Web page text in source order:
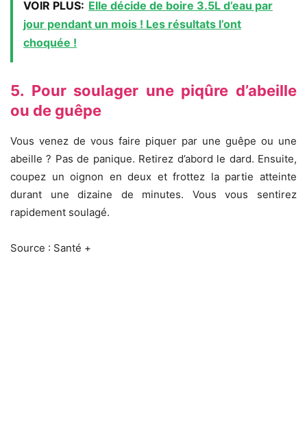
VOIR PLUS: Elle décide de boire 3.5L d’eau par
jour pendant un mois ! Les résultats l’ont
choquée !
5. Pour soulager une piqûre d’abeille
ou de guêpe
Vous venez de vous faire piquer par une guêpe ou une
abeille ? Pas de panique. Retirez d’abord le dard. Ensuite,
coupez un oignon en deux et frottez la partie atteinte
durant une dizaine de minutes. Vous vous sentirez
rapidement soulagé.
Source : Santé +